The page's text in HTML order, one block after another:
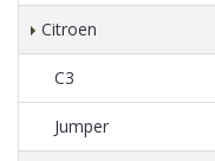
Citroen
C3
Jumper